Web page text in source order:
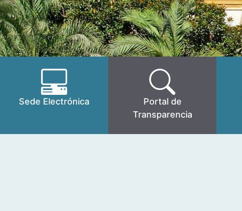
Sede Electrónica
Portal de
Transparencia